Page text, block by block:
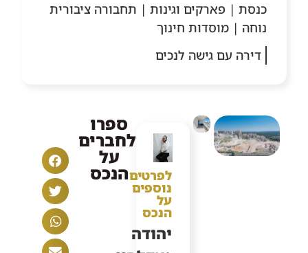
כנסת | פארקים וגינות | תחבורה ציבורית
נוחה | מוסדות חינוך
דירה עם גישה לנכים
לפרטים
נוספים
על
הנכס
יהודה
ספרו
לחברים
על
הנכס